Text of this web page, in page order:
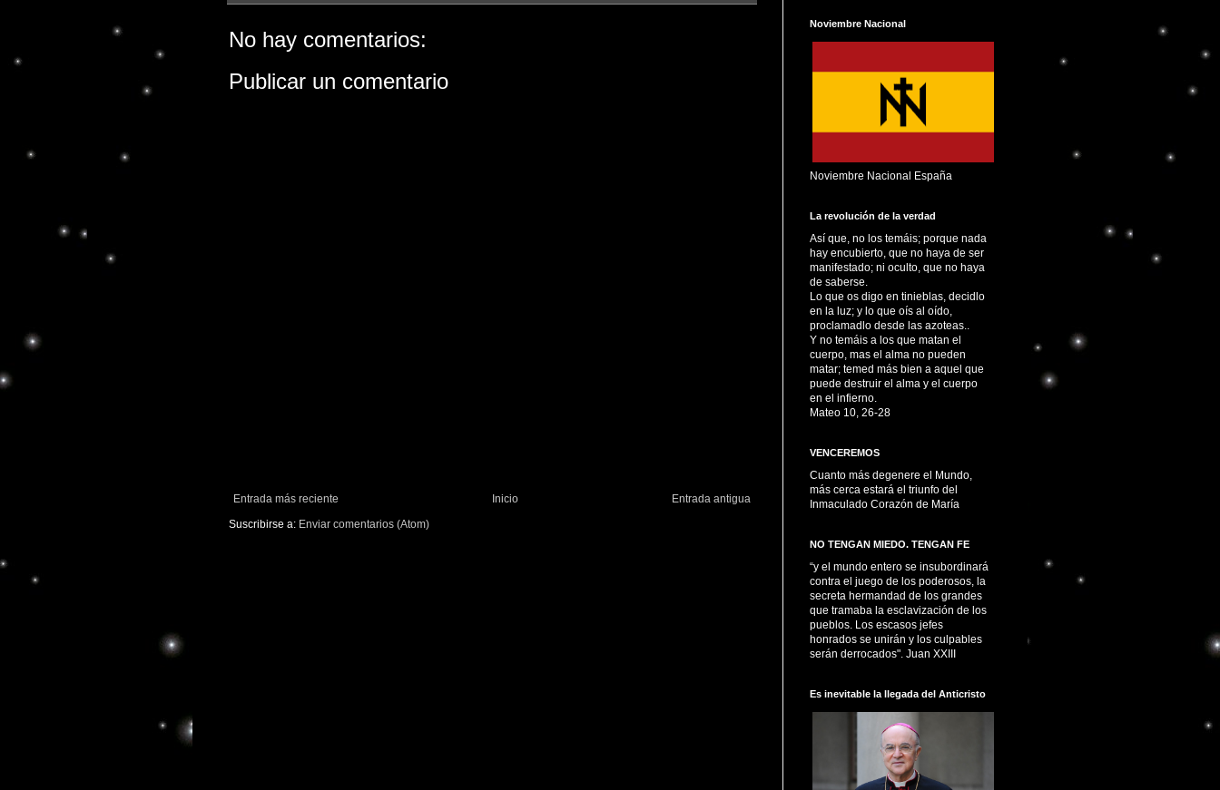
No hay comentarios:
Publicar un comentario
Entrada más reciente Entrada antigua
Inicio
Suscribirse a: Enviar comentarios (Atom)
Noviembre Nacional
Noviembre Nacional España
La revolución de la verdad
Así que, no los temáis; porque nada
hay encubierto, que no haya de ser
manifestado; ni oculto, que no haya
de saberse.
Lo que os digo en tinieblas, decidlo
en la luz; y lo que oís al oído,
proclamadlo desde las azoteas..
Y no temáis a los que matan el
cuerpo, mas el alma no pueden
matar; temed más bien a aquel que
puede destruir el alma y el cuerpo
en el infierno.
Mateo 10, 26-28
VENCEREMOS
Cuanto más degenere el Mundo,
más cerca estará el triunfo del
Inmaculado Corazón de María
NO TENGAN MIEDO. TENGAN FE
“y el mundo entero se insubordinará
contra el juego de los poderosos, la
secreta hermandad de los grandes
que tramaba la esclavización de los
pueblos. Los escasos jefes
honrados se unirán y los culpables
serán derrocados". Juan XXIII
Es inevitable la llegada del Anticristo